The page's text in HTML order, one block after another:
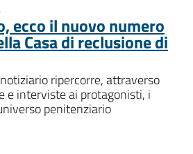
ecco il nuovo numero
Casa di reclusione di
ripercorre, attraverso
e interviste ai protagonisti, i
penitenziario